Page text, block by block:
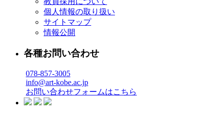
個人情報の取り扱い
サイトマップ
情報公開
各種お問い合わせ
078-857-3005
info@art-kobe.ac.jp
お問い合わせフォームはこちら